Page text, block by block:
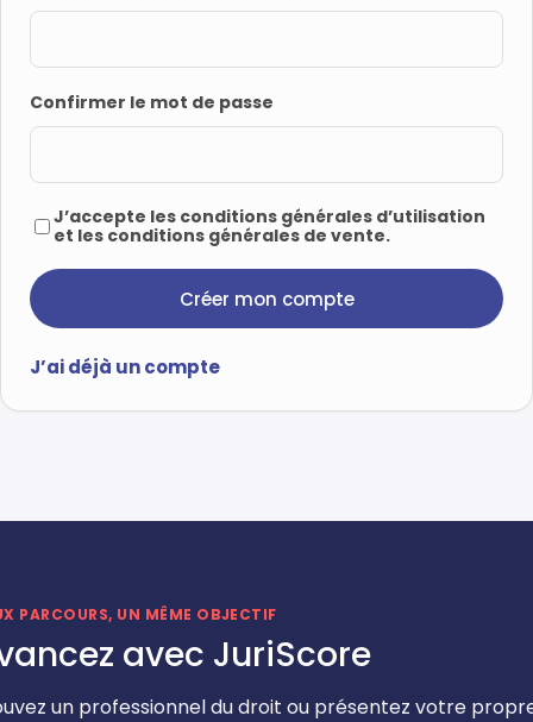
Confirmer le mot de passe
J’accepte les conditions générales d’utilisation
et les conditions générales de vente.
Créer mon compte
J’ai déjà un compte
PARCOURS, UN MÊME OBJECTIF
avec JuriScore
un professionnel du droit ou présentez votre